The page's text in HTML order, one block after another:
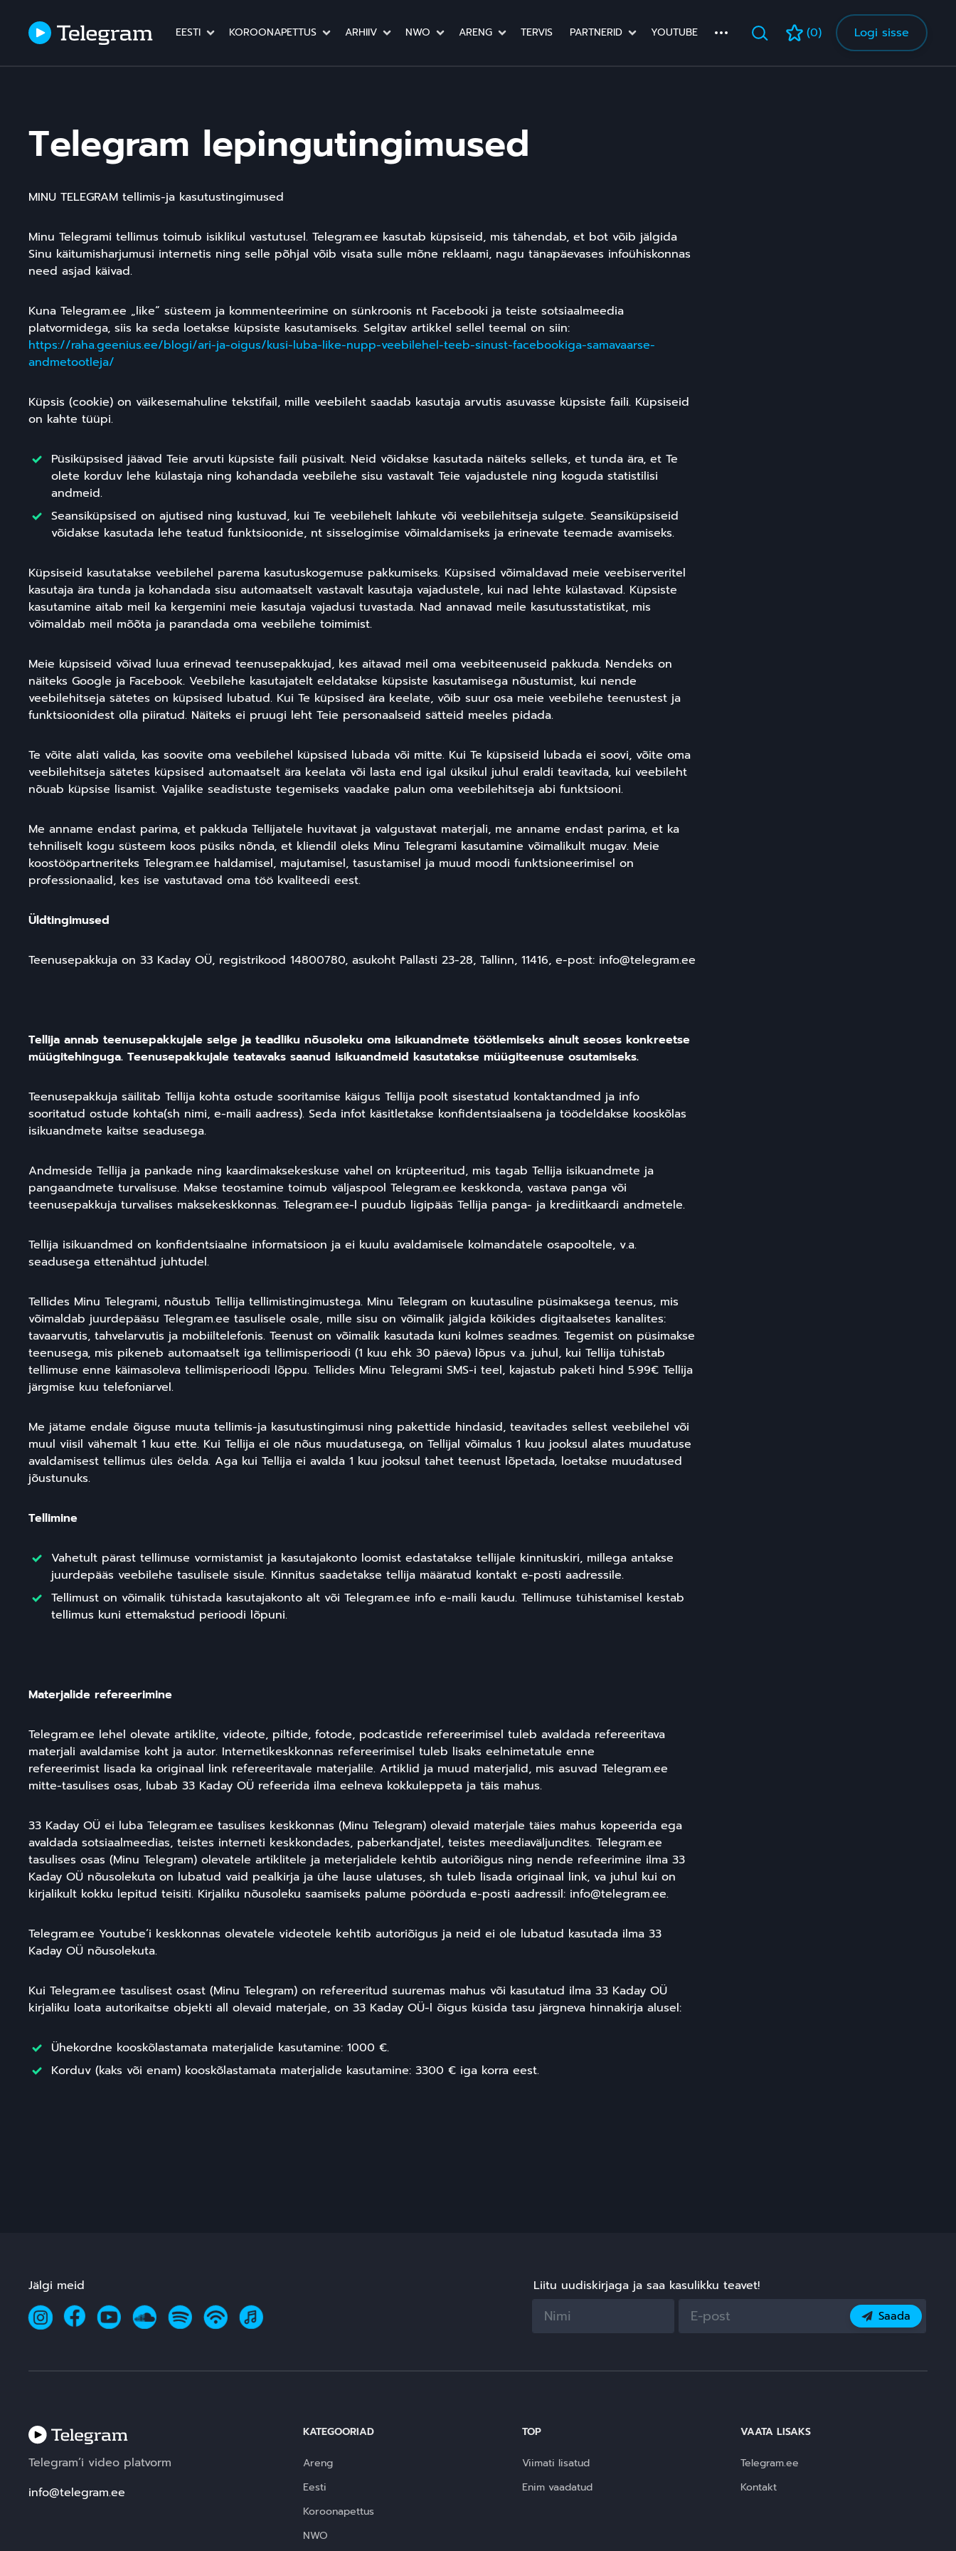
EESTI KOROONAPETTUS ARHIIV NWO ARENG TERVIS PARTNERID YOUTUBE (0) Logi sisse
Telegram lepingutingimused
MINU TELEGRAM tellimis-ja kasutustingimused
Minu Telegrami tellimus toimub isiklikul vastutusel. Telegram.ee kasutab küpsiseid, mis tähendab, et bot võib jälgida
Sinu käitumisharjumusi internetis ning selle põhjal võib visata sulle mõne reklaami, nagu tänapäevases infoühiskonnas
need asjad käivad.
Kuna Telegram.ee „like“ süsteem ja kommenteerimine on sünkroonis nt Facebooki ja teiste sotsiaalmeedia
platvormidega, siis ka seda loetakse küpsiste kasutamiseks. Selgitav artikkel sellel teemal on siin:
https://raha.geenius.ee/blogi/ari-ja-oigus/kusi-luba-like-nupp-veebilehel-teeb-sinust-facebookiga-samavaarse-
andmetootleja/
Küpsis (cookie) on väikesemahuline tekstifail, mille veebileht saadab kasutaja arvutis asuvasse küpsiste faili. Küpsiseid
on kahte tüüpi.
Püsiküpsised jäävad Teie arvuti küpsiste faili püsivalt. Neid võidakse kasutada näiteks selleks, et tunda ära, et Te
olete korduv lehe külastaja ning kohandada veebilehe sisu vastavalt Teie vajadustele ning koguda statistilisi
andmeid.
Seansiküpsised on ajutised ning kustuvad, kui Te veebilehelt lahkute või veebilehitseja sulgete. Seansiküpsiseid
võidakse kasutada lehe teatud funktsioonide, nt sisselogimise võimaldamiseks ja erinevate teemade avamiseks.
Küpsiseid kasutatakse veebilehel parema kasutuskogemuse pakkumiseks. Küpsised võimaldavad meie veebiserveritel
kasutaja ära tunda ja kohandada sisu automaatselt vastavalt kasutaja vajadustele, kui nad lehte külastavad. Küpsiste
kasutamine aitab meil ka kergemini meie kasutaja vajadusi tuvastada. Nad annavad meile kasutusstatistikat, mis
võimaldab meil mõõta ja parandada oma veebilehe toimimist.
Meie küpsiseid võivad luua erinevad teenusepakkujad, kes aitavad meil oma veebiteenuseid pakkuda. Nendeks on
näiteks Google ja Facebook. Veebilehe kasutajatelt eeldatakse küpsiste kasutamisega nõustumist, kui nende
veebilehitseja sätetes on küpsised lubatud. Kui Te küpsised ära keelate, võib suur osa meie veebilehe teenustest ja
funktsioonidest olla piiratud. Näiteks ei pruugi leht Teie personaalseid sätteid meeles pidada.
Te võite alati valida, kas soovite oma veebilehel küpsised lubada või mitte. Kui Te küpsiseid lubada ei soovi, võite oma
veebilehitseja sätetes küpsised automaatselt ära keelata või lasta end igal üksikul juhul eraldi teavitada, kui veebileht
nõuab küpsise lisamist. Vajalike seadistuste tegemiseks vaadake palun oma veebilehitseja abi funktsiooni.
Me anname endast parima, et pakkuda Tellijatele huvitavat ja valgustavat materjali, me anname endast parima, et ka
tehniliselt kogu süsteem koos püsiks nõnda, et kliendil oleks Minu Telegrami kasutamine võimalikult mugav. Meie
koostööpartneriteks Telegram.ee haldamisel, majutamisel, tasustamisel ja muud moodi funktsioneerimisel on
professionaalid, kes ise vastutavad oma töö kvaliteedi eest.
Üldtingimused
Teenusepakkuja on 33 Kaday OÜ, registrikood 14800780, asukoht Pallasti 23-28, Tallinn, 11416, e-post: info@telegram.ee
Tellija annab teenusepakkujale selge ja teadliku nõusoleku oma isikuandmete töötlemiseks ainult seoses konkreetse
müügitehinguga. Teenusepakkujale teatavaks saanud isikuandmeid kasutatakse müügiteenuse osutamiseks.
Teenusepakkuja säilitab Tellija kohta ostude sooritamise käigus Tellija poolt sisestatud kontaktandmed ja info
sooritatud ostude kohta(sh nimi, e-maili aadress). Seda infot käsitletakse konfidentsiaalsena ja töödeldakse kooskõlas
isikuandmete kaitse seadusega.
Andmeside Tellija ja pankade ning kaardimaksekeskuse vahel on krüpteeritud, mis tagab Tellija isikuandmete ja
pangaandmete turvalisuse. Makse teostamine toimub väljaspool Telegram.ee keskkonda, vastava panga või
teenusepakkuja turvalises maksekeskkonnas. Telegram.ee-l puudub ligipääs Tellija panga- ja krediitkaardi andmetele.
Tellija isikuandmed on konfidentsiaalne informatsioon ja ei kuulu avaldamisele kolmandatele osapooltele, v.a.
seadusega ettenähtud juhtudel.
Tellides Minu Telegrami, nõustub Tellija tellimistingimustega. Minu Telegram on kuutasuline püsimaksega teenus, mis
võimaldab juurdepääsu Telegram.ee tasulisele osale, mille sisu on võimalik jälgida kõikides digitaalsetes kanalites:
tavaarvutis, tahvelarvutis ja mobiiltelefonis. Teenust on võimalik kasutada kuni kolmes seadmes. Tegemist on püsimakse
teenusega, mis pikeneb automaatselt iga tellimisperioodi (1 kuu ehk 30 päeva) lõpus v.a. juhul, kui Tellija tühistab
tellimuse enne käimasoleva tellimisperioodi lõppu. Tellides Minu Telegrami SMS-i teel, kajastub paketi hind 5.99€ Tellija
järgmise kuu telefoniarvel.
Me jätame endale õiguse muuta tellimis-ja kasutustingimusi ning pakettide hindasid, teavitades sellest veebilehel või
muul viisil vähemalt 1 kuu ette. Kui Tellija ei ole nõus muudatusega, on Tellijal võimalus 1 kuu jooksul alates muudatuse
avaldamisest tellimus üles öelda. Aga kui Tellija ei avalda 1 kuu jooksul tahet teenust lõpetada, loetakse muudatused
jõustunuks.
Tellimine
Vahetult pärast tellimuse vormistamist ja kasutajakonto loomist edastatakse tellijale kinnituskiri, millega antakse
juurdepääs veebilehe tasulisele sisule. Kinnitus saadetakse tellija määratud kontakt e-posti aadressile.
Tellimust on võimalik tühistada kasutajakonto alt või Telegram.ee info e-maili kaudu. Tellimuse tühistamisel kestab
tellimus kuni ettemakstud perioodi lõpuni.
Materjalide refereerimine
Telegram.ee lehel olevate artiklite, videote, piltide, fotode, podcastide refereerimisel tuleb avaldada refereeritava
materjali avaldamise koht ja autor. Internetikeskkonnas refereerimisel tuleb lisaks eelnimetatule enne
refereerimist lisada ka originaal link refereeritavale materjalile. Artiklid ja muud materjalid, mis asuvad Telegram.ee
mitte-tasulises osas, lubab 33 Kaday OÜ refeerida ilma eelneva kokkuleppeta ja täis mahus.
33 Kaday OÜ ei luba Telegram.ee tasulises keskkonnas (Minu Telegram) olevaid materjale täies mahus kopeerida ega
avaldada sotsiaalmeedias, teistes interneti keskkondades, paberkandjatel, teistes meediaväljundites. Telegram.ee
tasulises osas (Minu Telegram) olevatele artiklitele ja meterjalidele kehtib autoriõigus ning nende refeerimine ilma 33
Kaday OÜ nõusolekuta on lubatud vaid pealkirja ja ühe lause ulatuses, sh tuleb lisada originaal link, va juhul kui on
kirjalikult kokku lepitud teisiti. Kirjaliku nõusoleku saamiseks palume pöörduda e-posti aadressil: info@telegram.ee.
Telegram.ee Youtube’i keskkonnas olevatele videotele kehtib autoriõigus ja neid ei ole lubatud kasutada ilma 33
Kaday OÜ nõusolekuta.
Kui Telegram.ee tasulisest osast (Minu Telegram) on refereeritud suuremas mahus või kasutatud ilma 33 Kaday OÜ
kirjaliku loata autorikaitse objekti all olevaid materjale, on 33 Kaday OÜ-l õigus küsida tasu järgneva hinnakirja alusel:
Ühekordne kooskõlastamata materjalide kasutamine: 1000 €.
Korduv (kaks või enam) kooskõlastamata materjalide kasutamine: 3300 € iga korra eest.
Jälgi meid Liitu uudiskirjaga ja saa kasulikku teavet!
Saada
Telegram’i video platvorm
info@telegram.ee
KATEGOORIAD
Areng
Eesti
Koroonapettus
NWO
TOP
Viimati lisatud
Enim vaadatud
VAATA LISAKS
Telegram.ee
Kontakt